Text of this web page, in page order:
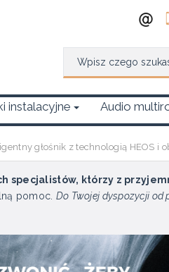
instalacyjne Audio
głośnik z technologią HEOS i
specjalistów, którzy z
pomoc. Do Twojej dyspozycji od